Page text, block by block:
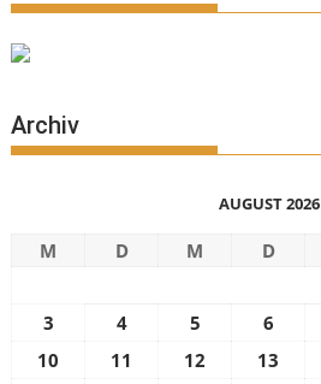
Archiv
AUGUST 2026
M D M D
3
4 5 6
10
11 12 13